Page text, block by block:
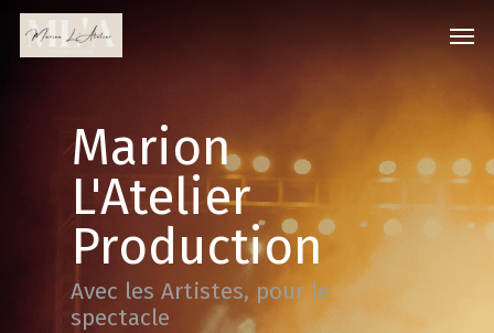
Skip
Marion
L'Atelier
Production
Avec les Artistes, pour le
spectacle